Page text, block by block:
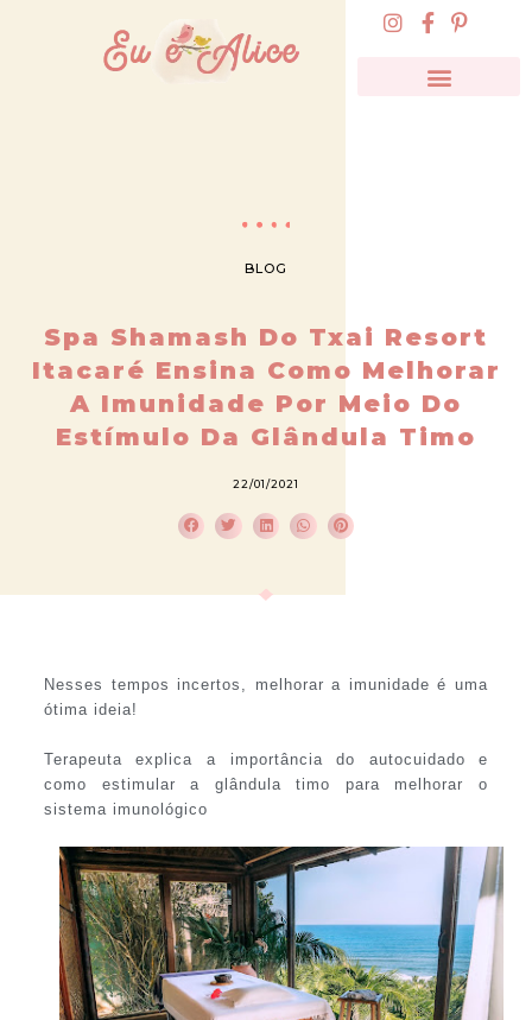
BLOG
Spa Shamash Do Txai Resort
Itacaré Ensina Como Melhorar
A Imunidade Por Meio Do
Estímulo Da Glândula Timo
22/01/2021
Nesses tempos incertos, melhorar a imunidade é uma
ótima ideia!
Terapeuta explica a importância do autocuidado e
como estimular a glândula timo para melhorar o
sistema imunológico